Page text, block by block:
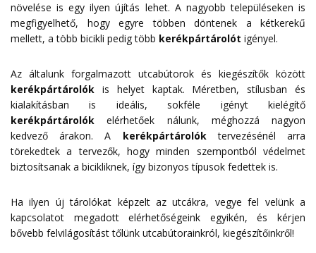
növelése is egy ilyen újítás lehet. A nagyobb településeken is
megfigyelhető, hogy egyre többen döntenek a kétkerekű
mellett, a több bicikli pedig több kerékpártárolót igényel.
Az általunk forgalmazott utcabútorok és kiegészítők között
kerékpártárolók is helyet kaptak. Méretben, stílusban és
kialakításban is ideális, sokféle igényt kielégítő
kerékpártárolók elérhetőek nálunk, méghozzá nagyon
kedvező árakon. A kerékpártárolóktervezésénél arra
törekedtek a tervezők, hogy minden szempontból védelmet
biztosítsanak a bicikliknek, így bizonyos típusok fedettek is.
Ha ilyen új tárolókat képzelt az utcákra, vegye fel velünk a
kapcsolatot megadottelérhetőségeink egyikén, és kérjen
bővebb felvilágosítást tőlünk utcabútorainkról, kiegészítőinkről!